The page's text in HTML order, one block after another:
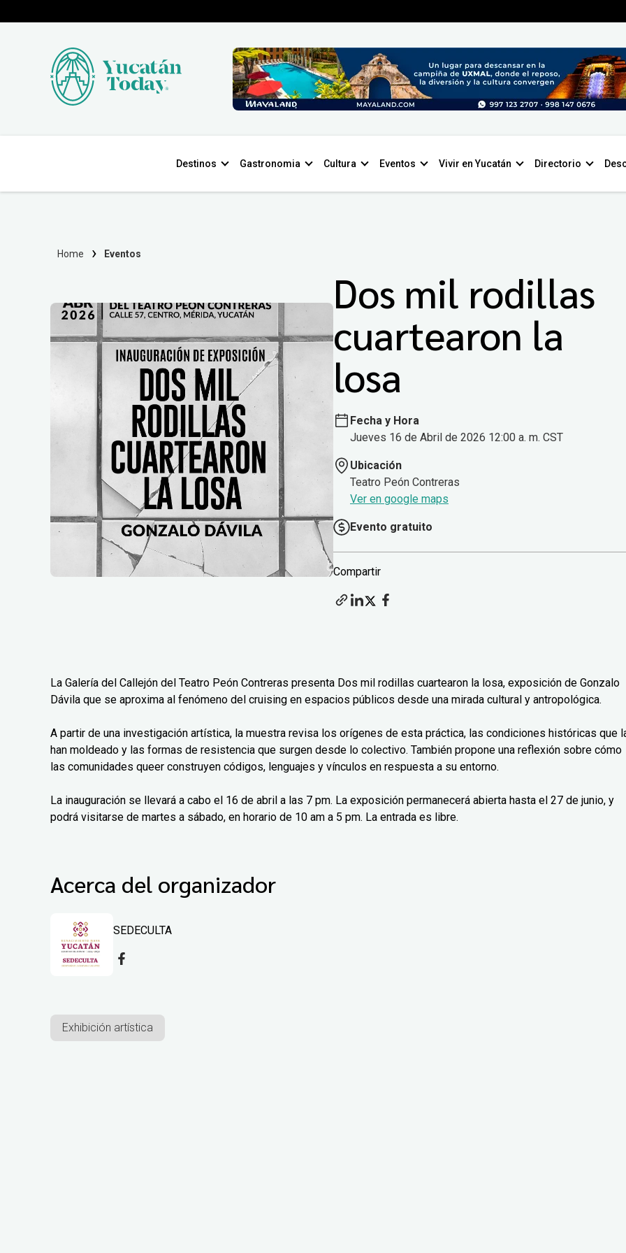
Destinos Gastronomia Cultura Eventos Vivir en Yucatán Directorio
Home Eventos
Dos mil rodillas
cuartearon la
losa
Fecha y Hora
Jueves 16 de Abril de 2026 12:00 a. m. CST
Ubicación
Teatro Peón Contreras
Ver en google maps
Evento gratuito
Compartir
La Galería del Callejón del Teatro Peón Contreras presenta Dos mil rodillas cuartearon la losa, exposición de Gonzalo
Dávila que se aproxima al fenómeno del cruising en espacios públicos desde una mirada cultural y antropológica.
A partir de una investigación artística, la muestra revisa los orígenes de esta práctica, las condiciones históricas que
han moldeado y las formas de resistencia que surgen desde lo colectivo. También propone una reflexión sobre cómo
las comunidades queer construyen códigos, lenguajes y vínculos en respuesta a su entorno.
La inauguración se llevará a cabo el 16 de abril a las 7 pm. La exposición permanecerá abierta hasta el 27 de junio, y
podrá visitarse de martes a sábado, en horario de 10 am a 5 pm. La entrada es libre.
Acerca del organizador
SEDECULTA
Exhibición artística